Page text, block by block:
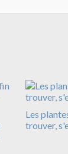
Les
trouver,